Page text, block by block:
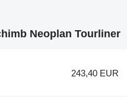
Neoplan Tourliner
243,40 EUR